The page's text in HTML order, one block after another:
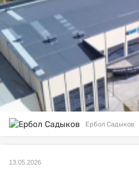
Ербол Садыков
13.05.2026